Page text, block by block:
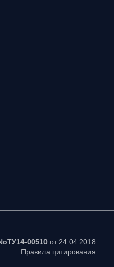
00510 от 24.04.2018
Правила цитирования